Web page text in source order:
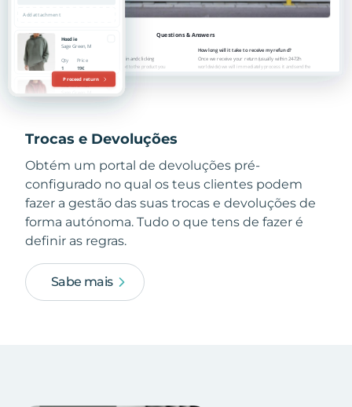
Trocas e Devoluções
Obtém um portal de devoluções pré-
configurado no qual os teus clientes podem
fazer a gestão das suas trocas e devoluções de
forma autónoma. Tudo o que tens de fazer é
definir as regras.
Sabe mais